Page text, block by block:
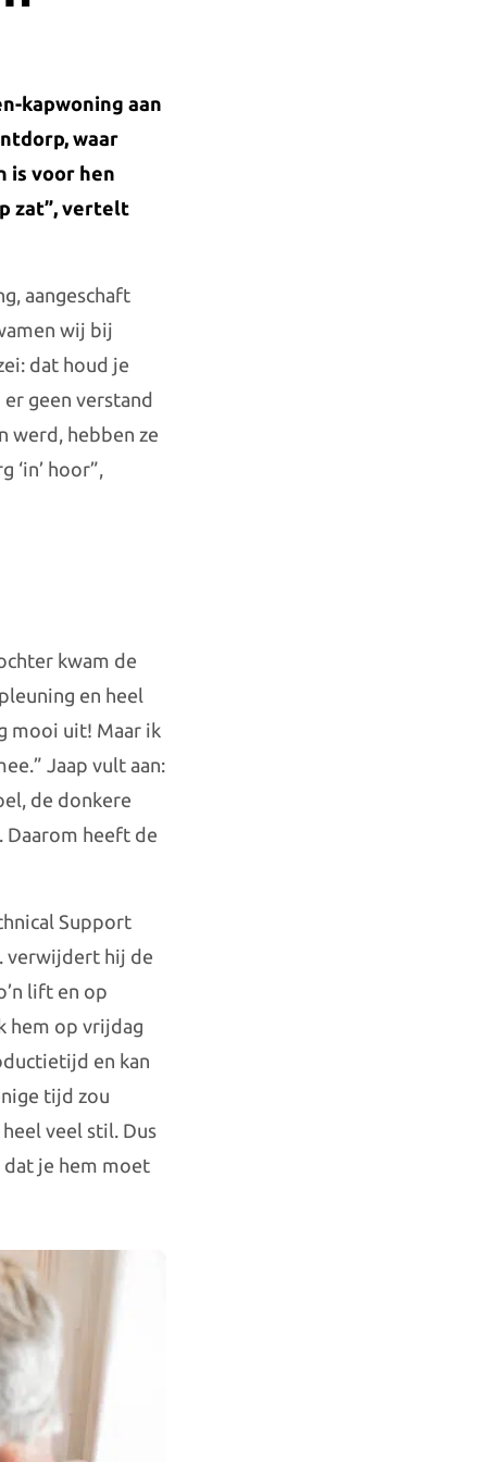
kapwoning aan
waar
is voor hen
zat”, vertelt
aangeschaft
wij bij
dat houd je
geen verstand
werd, hebben ze
‘in’ hoor”,
kwam de
en heel
mooi uit! Maar ik
Jaap vult aan:
de donkere
heeft de
Support
verwijdert hij de
lift en op
hem op vrijdag
en kan
tijd zou
veel stil. Dus
je hem moet